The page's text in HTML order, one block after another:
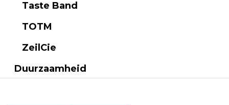
Taste Band
TOTM
ZeilCie
Duurzaamheid